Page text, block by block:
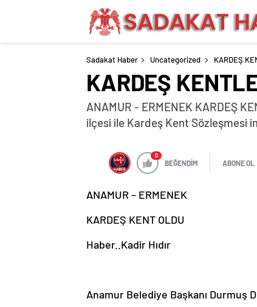
Sadakat Haber Uncategorized KARDEŞ
KARDEŞ
ANAMUR - ERMENEK KARDEŞ
ilçesi ile Kardeş Kent Sözleşmesi
0
BEĞENDİM ABONE OL
ANAMUR – ERMENEK
KARDEŞ KENT OLDU
Haber..Kadir Hıdır
Anamur Belediye Başkanı Durmuş